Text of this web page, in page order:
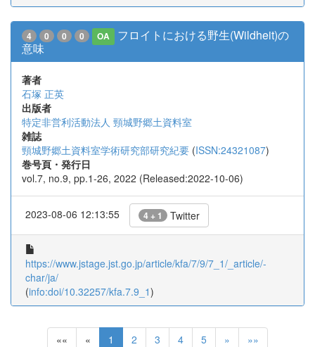
4 0 0 0 OA
フロイトにおける野生(Wildheit)の
意味
著者
石塚 正英
出版者
特定非営利活動法人 頸城野郷土資料室
雑誌
頸城野郷土資料室学術研究部研究紀要 (ISSN:24321087)
巻号頁・発行日
vol.7, no.9, pp.1-26, 2022 (Released:2022-10-06)
2023-08-06 12:13:55 4 + 1 Twitter
https://www.jstage.jst.go.jp/article/kfa/7/9/7_1/_article/-
char/ja/
(info:doi/10.32257/kfa.7.9_1)
«« « 1 2 3 4 5 » »»